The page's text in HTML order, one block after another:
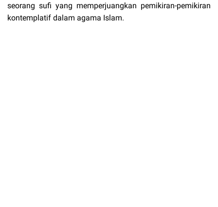
seorang sufi yang memperjuangkan pemikiran-pemikiran
kontemplatif dalam agama Islam.